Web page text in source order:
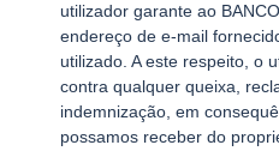
utilizador garante ao
endereço de e-mail
utilizado. A este respeito, o
contra qualquer queixa,
indemnização, em
possamos receber do